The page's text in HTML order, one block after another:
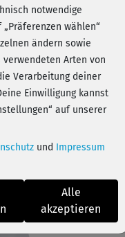
notwendige
wählen“
ändern sowie
Arten von
Verarbeitung deiner
Einwilligung kannst
auf unserer
und Impressum
Alle
akzeptieren